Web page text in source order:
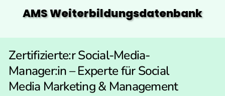
AMS Weiterbildungs­datenbank
Zertifizierte:r Social-Media-
Manager:in – Experte für Social
Media Marketing & Management